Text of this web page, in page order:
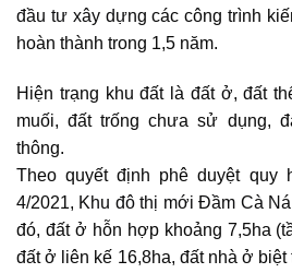
đầu tư xây dựng các công trình
hoàn thành trong 1,5 năm.
Hiện trạng khu đất là đất ở, đất
muối, đất trống chưa sử dụng,
thông.
Theo quyết định phê duyệt quy
4/2021, Khu đô thị mới Đầm Cà Ná
đó, đất ở hỗn hợp khoảng 7,5ha
đất ở liên kế 16,8ha, đất nhà ở